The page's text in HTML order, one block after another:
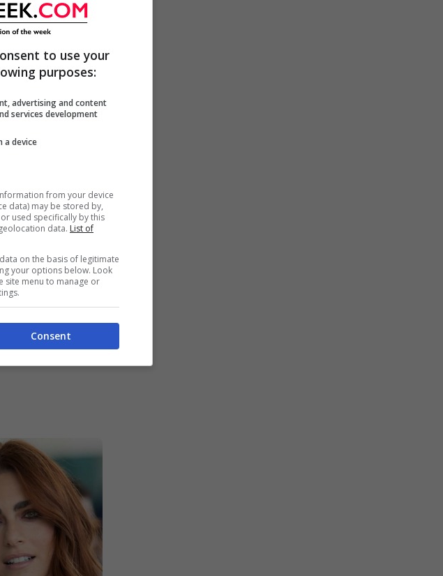
l’ha
crisi
| Il
buio del
to use your
purposes:
advertising and content
services development
a device
from your device
data) may be stored by,
used specifically by this
data. List of
on the basis of legitimate
your options below. Look
site menu to manage or
Consent